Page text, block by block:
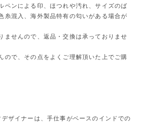
ペンによる印、ほつれや汚れ、サイズのば
糸混入、海外製品特有の匂いがある場合が
ませんので、返品・交換は承っておりませ
ので、その点をよくご理解頂いた上でご購
ザイナーは、手仕事がベースのインドでの